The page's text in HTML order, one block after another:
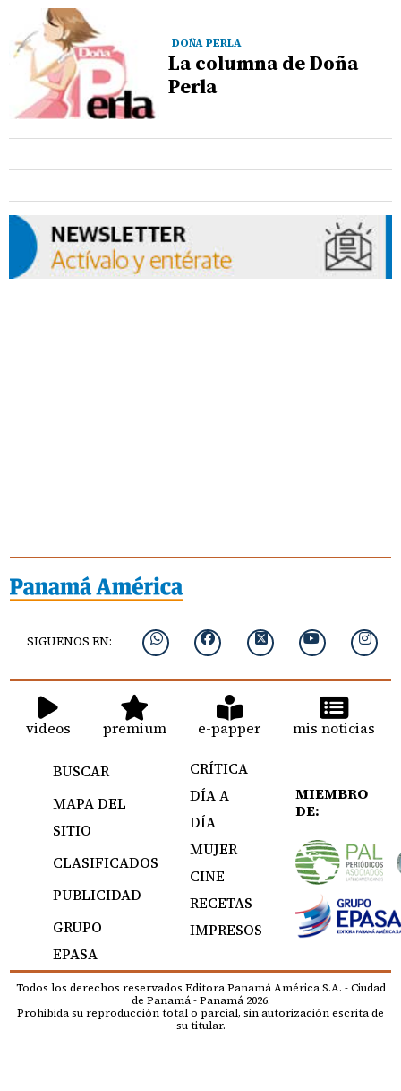
DOÑA PERLA
La columna de Doña
Perla
SIGUENOS EN:
videos premium e-papper mis noticias
BUSCAR
MAPA DEL
SITIO
CLASIFICADOS
PUBLICIDAD
GRUPO
EPASA
CRÍTICA
DÍA A
DÍA
MUJER
CINE
RECETAS
IMPRESOS
MIEMBRO
DE:
Todos los derechos reservados Editora Panamá América S.A. - Ciudad
de Panamá - Panamá 2026.
Prohibida su reproducción total o parcial, sin autorización escrita de
su titular.